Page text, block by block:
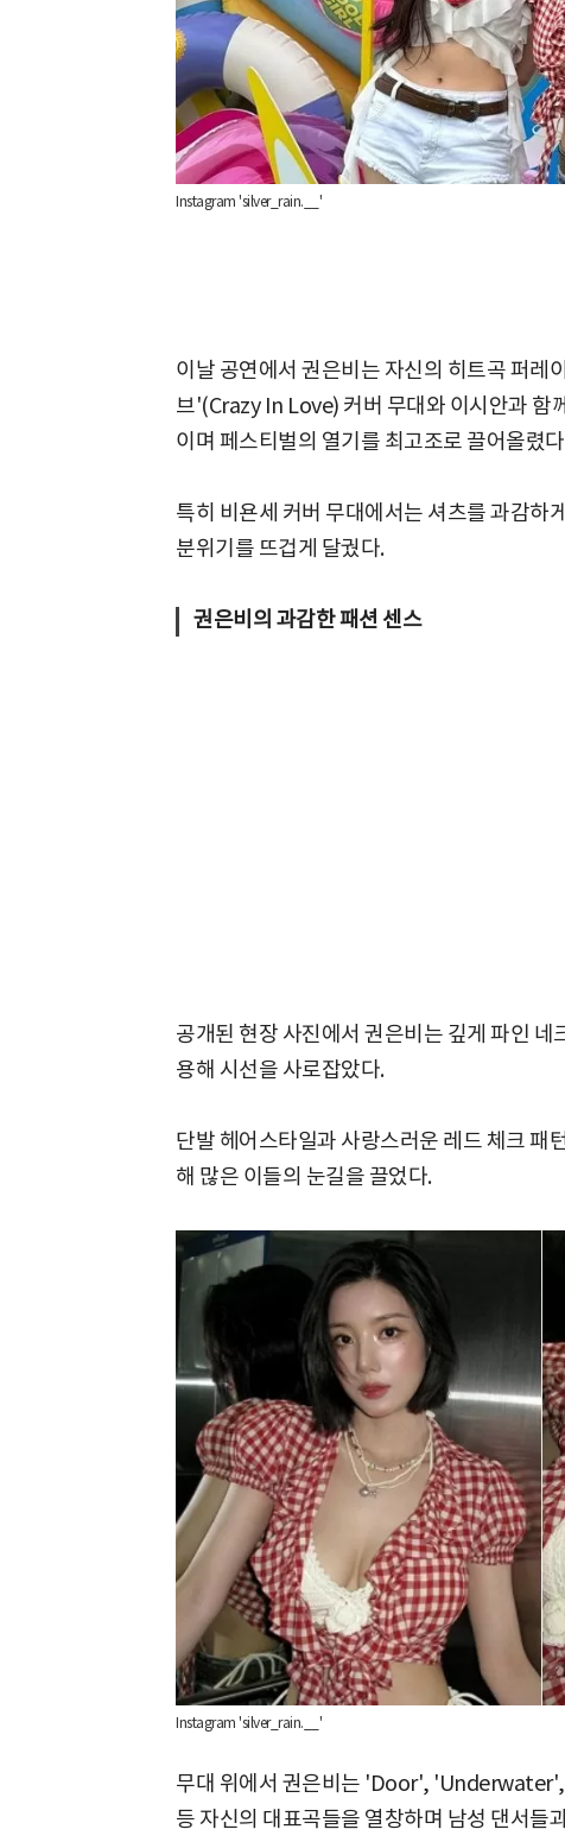
Instagram 'silver_rain.__'
이날 공연에서 권은비는 자신의 히트곡 퍼레
브'(Crazy In Love) 커버 무대와 이시안과
이며 페스티벌의 열기를 최고조로 끌어올렸
특히 비욘세 커버 무대에서는 셔츠를 과감하
분위기를 뜨겁게 달궜다.
권은비의 과감한 패션 센스
공개된 현장 사진에서 권은비는 깊게 파인
용해 시선을 사로잡았다.
단발 헤어스타일과 사랑스러운 레드 체크 패
해 많은 이들의 눈길을 끌었다.
Instagram 'silver_rain.__'
무대 위에서 권은비는 'Door',
등 자신의 대표곡들을 열창하며 남성 댄서들